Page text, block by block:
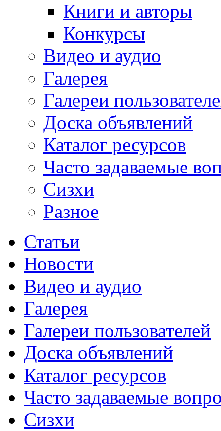
Книги и авторы
Конкурсы
Видео и аудио
Галерея
Галереи
Доска объявлений
Каталог ресурсов
Часто задаваемые
Сизхи
Разное
Статьи
Новости
Видео и аудио
Галерея
Галереи пользователей
Доска объявлений
Каталог ресурсов
Часто задаваемые
Сизхи